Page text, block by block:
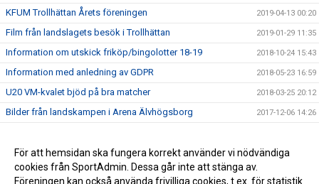
KFUM Trollhättan Årets föreningen 2019-04-13 00:20
Film från landslagets besök i Trollhättan 2019-01-29 11:35
Information om utskick friköp/bingolotter 18-19 2018-10-24 15:43
Information med anledning av GDPR 2018-05-23 16:59
U20 VM-kvalet bjöd på bra matcher 2018-03-25 20:12
Bilder från landskampen i Arena Älvhögsborg 2017-12-06 14:26
Stort tack för igår ! 2017-11-28 16:01
Föreningens gamla matchtröjor i Zambia 2017-10-02 10:49
För att hemsidan ska fungera korrekt använder vi nödvändiga
cookies från SportAdmin. Dessa går inte att stänga av.
Föreningen kan också använda frivilliga cookies, t.ex. för statistik